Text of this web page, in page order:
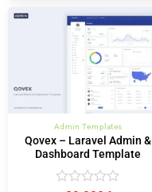
sao
Admin Templates
Qovex – Laravel Admin &
Dashboard Template